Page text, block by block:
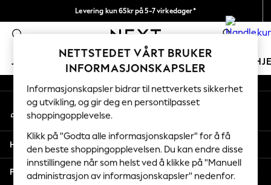
Levering kun 65kr på 5-7 virkedager*
Vi betaler alle tollavgifter 0
JENTER GUTTER BABY KVINNER
GIRLS
New In
50 - 92cm
98 - 110cm
116 - 134cm
140 - 174cm
Trending: Top & Short Sets
An error occurred on client
Våre sosiale nettverk
Min konto
Logg inn på kontoen din
Hjelp
Personvern & Juridisk
NETTSTEDET VÅRT BRUKER
INFORMASJONSKAPSLER
Informasjonskapsler bidrar til nettverkets sikkerhet
og utvikling, og gir deg en persontilpasset
shoppingopplevelse.
Klikk på "Godta alle informasjonskapsler" for å få
den beste shoppingopplevelsen. Du kan endre disse
innstillingene når som helst ved å klikke på "Manuell
administrasjon av informasjonskapsler" nedenfor.